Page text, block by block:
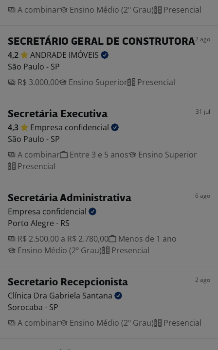
A combinar
Ensino Médio (2º Grau) Presencial
SECRETÁRIO GERAL DE CONSTRUTORA2 ago
4,2 ANDRADE IMÓVEIS
São Paulo - SP
R$ 3.000,00
Ensino Superior Presencial
Secretária Executiva 31 jul
4,3 Empresa confidencial
São Paulo - SP
A combinar
Entre 3 e 5 anos
Ensino Superior
Presencial
Secretária Administrativa 6 ago
Empresa confidencial
Porto Alegre - RS
R$ 2.500,00 a R$ 2.780,00
Menos de 1 ano
Ensino Médio (2º Grau)
Presencial
Secretario Recepcionista 2 ago
Clínica Dra Gabriela Santana
Sorocaba - SP
A combinar
Ensino Médio (2º Grau) Presencial